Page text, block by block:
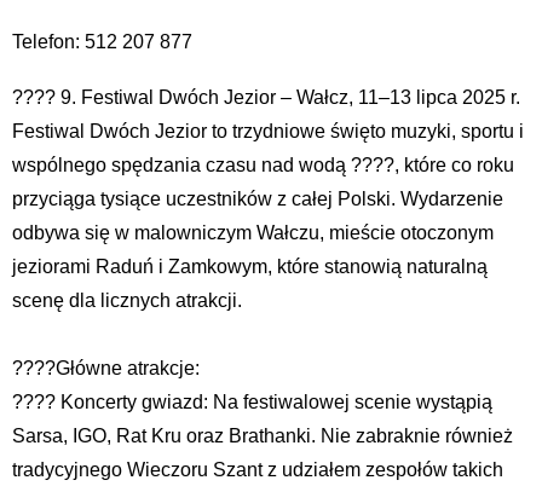
Telefon: 512 207 877
???? 9. Festiwal Dwóch Jezior – Wałcz, 11–13 lipca 2025 r.
Festiwal Dwóch Jezior to trzydniowe święto muzyki, sportu i
wspólnego spędzania czasu nad wodą ????, które co roku
przyciąga tysiące uczestników z całej Polski. Wydarzenie
odbywa się w malowniczym Wałczu, mieście otoczonym
jeziorami Raduń i Zamkowym, które stanowią naturalną
scenę dla licznych atrakcji.
????Główne atrakcje:
???? Koncerty gwiazd: Na festiwalowej scenie wystąpią
Sarsa, IGO, Rat Kru oraz Brathanki. Nie zabraknie również
tradycyjnego Wieczoru Szant z udziałem zespołów takich